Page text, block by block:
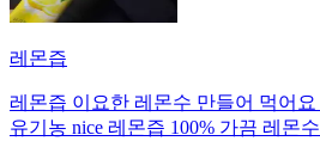
레몬즙
레몬즙 이요한 레몬수 만들어 먹어
유기농 nice 레몬즙 100% 가끔 레몬